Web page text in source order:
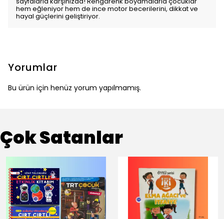
hem eğleniyor hem de ince motor becerilerini, dikkat ve
hayal güçlerini geliştiriyor.
Yorumlar
Bu ürün için henüz yorum yapılmamış.
Çok Satanlar